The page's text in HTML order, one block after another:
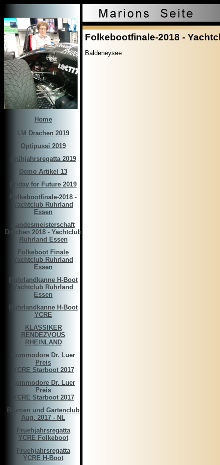
Home
LM Drachen 2019
Optipussi 2019
Frühjahrsregatta 2019
Demo Artikel 13
Friday for Future 2019
Folkebootfinale-2018 -
Yachtclub Ruhrland
Essen
Landesmeisterschaft
Drachen 2018 - Yachtclub
Ruhrland Essen
Folkeboot Finale
Yachtclub Ruhrland
Essen
Ruhrlandkanne H-Boot
Yachtclub Ruhrland
Essen
Ruhrlandkanne H-Boot
YCRE
KLASSIKER
RENDEZVOUS
RHEINLAND
Commodore Dr. Luer
Preis
YCRE Starboot 2017
Commodore Dr. Luer
Preis
YCRE Starboot 2017
Blumen und Gartenclub
Aug. 2017 - NL
Fruehjahrsregatta
YCRE Folkeboot
Fruehjahrsregatta
YCRE H-Boot
Folkebootfinale-2018 -
Baldeneysee